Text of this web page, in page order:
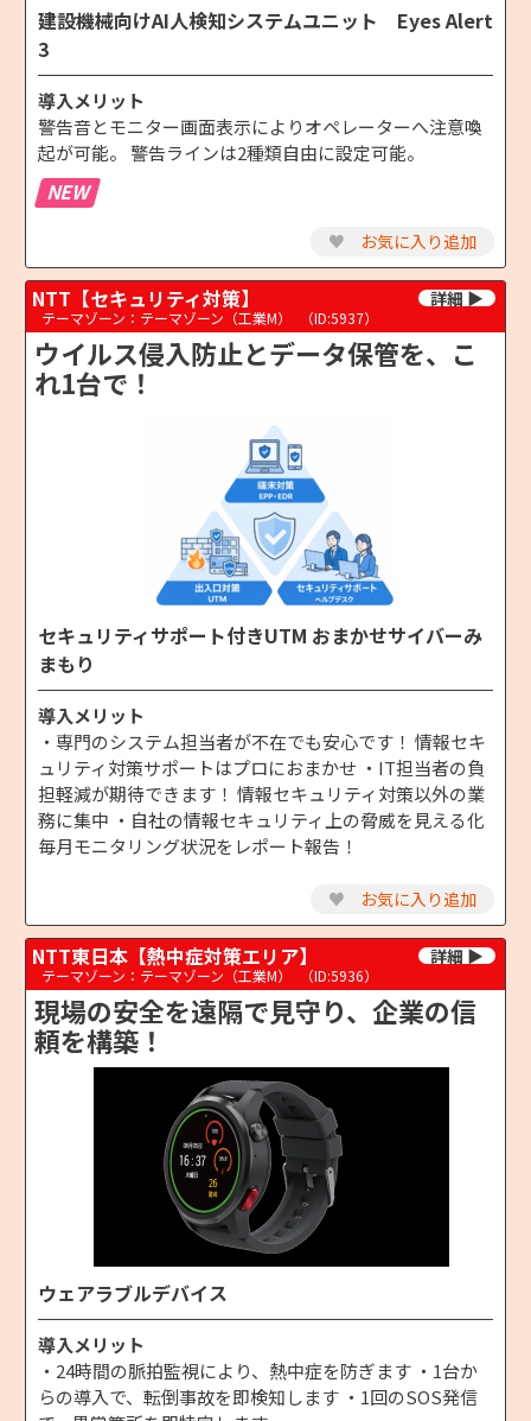
建設機械向けAI人検知システムユニット Eyes Alert
3
導入メリット
警告音とモニター画面表示によりオペレーターへ注意喚
起が可能。 警告ラインは2種類自由に設定可能。
NEW
♥ お気に入り追加
NTT【セキュリティ対策】
テーマゾーン：テーマゾーン（工業M） （ID:5937）
ウイルス侵入防止とデータ保管を、こ
れ1台で！
セキュリティサポート付きUTM おまかせサイバーみ
まもり
導入メリット
・専門のシステム担当者が不在でも安心です！ 情報セキ
ュリティ対策サポートはプロにおまかせ ・IT担当者の負
担軽減が期待できます！ 情報セキュリティ対策以外の業
務に集中 ・自社の情報セキュリティ上の脅威を見える化
毎月モニタリング状況をレポート報告！
♥ お気に入り追加
NTT東日本【熱中症対策エリア】
テーマゾーン：テーマゾーン（工業M） （ID:5936）
現場の安全を遠隔で見守り、企業の信
頼を構築！
ウェアラブルデバイス
導入メリット
・24時間の脈拍監視により、熱中症を防ぎます ・1台か
らの導入で、転倒事故を即検知します ・1回のSOS発信